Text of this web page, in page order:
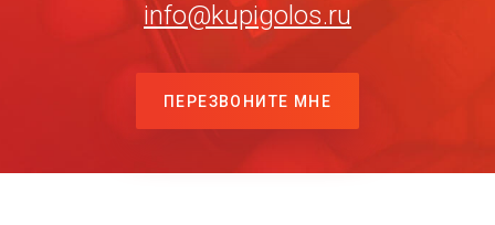
info@kupigolos.ru
ПЕРЕЗВОНИТЕ МНЕ